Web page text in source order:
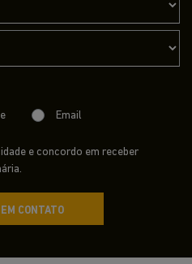
Email
e concordo em receber
CONTATO